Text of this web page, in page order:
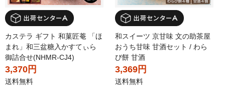
カステラ ギフト 和菓匠菴 「ほ
まれ」和三盆糖入かすてぃら
御詰合せ(NHMR-CJ4)
3,370円
送料無料
和スイーツ 京甘味 文の助茶屋
おうち甘味 甘酒セット / わら
び餅 甘酒
3,369円
送料無料